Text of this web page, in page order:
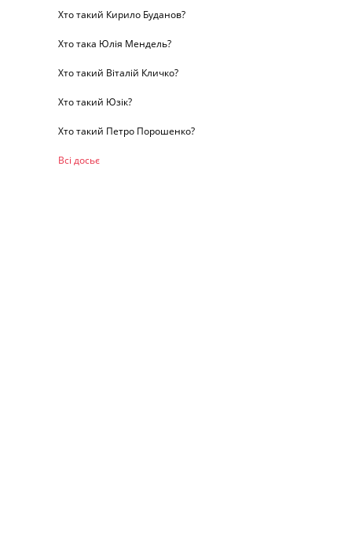
Хто такий Кирило Буданов?
Хто така Юлія Мендель?
Хто такий Віталій Кличко?
Хто такий Юзік?
Хто такий Петро Порошенко?
Всі досьє